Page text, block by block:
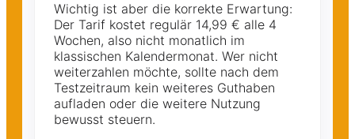
Wichtig ist aber die korrekte Erwartung:
Der Tarif kostet regulär 14,99 € alle 4
Wochen, also nicht monatlich im
klassischen Kalendermonat. Wer nicht
weiterzahlen möchte, sollte nach dem
Testzeitraum kein weiteres Guthaben
aufladen oder die weitere Nutzung
bewusst steuern.